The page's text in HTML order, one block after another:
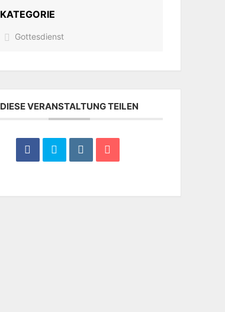
KATEGORIE
Gottesdienst
DIESE VERANSTALTUNG TEILEN